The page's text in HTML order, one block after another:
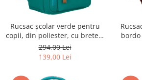
Rucsac școlar verde pentru
copii, din poliester, cu bretele
reglabile - Peterson PTR-PTN
BHX-01-9259 Gree
294,00 Lei
139,00 Lei